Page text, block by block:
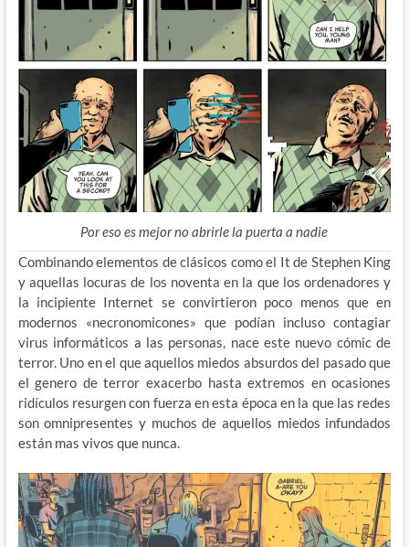
Por eso es mejor no abrirle la puerta a nadie
Combinando elementos de clásicos como el It de Stephen King
y aquellas locuras de los noventa en la que los ordenadores y
la incipiente Internet se convirtieron poco menos que en
modernos «necronomicones» que podían incluso contagiar
virus informáticos a las personas, nace este nuevo cómic de
terror. Uno en el que aquellos miedos absurdos del pasado que
el genero de terror exacerbo hasta extremos en ocasiones
ridículos resurgen con fuerza en esta época en la que las redes
son omnipresentes y muchos de aquellos miedos infundados
están mas vivos que nunca.